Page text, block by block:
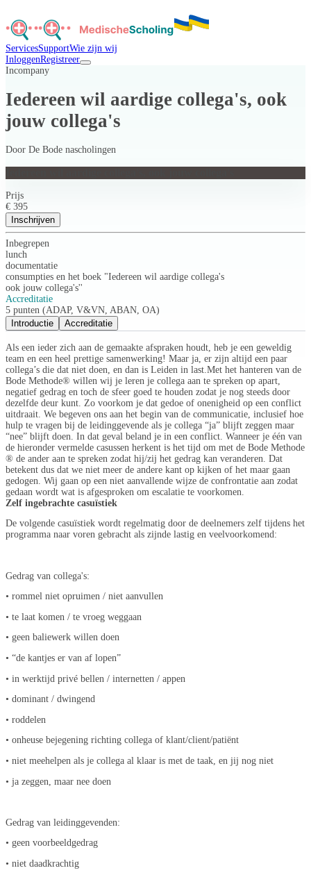
ServicesSupportWie zijn wij
InloggenRegistreer
Incompany
Iedereen wil aardige collega's, ook
jouw collega's
Door De Bode nascholingen
Prijs
€ 395
Inschrijven
Inbegrepen
lunch
documentatie
consumpties en het boek "Iedereen wil aardige collega's
ook jouw collega's''
Accreditatie
5 punten (ADAP, V&VN, ABAN, OA)
Introductie
Accreditatie
Als een ieder zich aan de gemaakte afspraken houdt, heb je een geweldig
team en een heel prettige samenwerking! Maar ja, er zijn altijd een paar
collega’s die dat niet doen, en dan is Leiden in last. ​ Met het hanteren van de
Bode Methode® willen wij je leren je collega aan te spreken op apart,
negatief gedrag en toch de sfeer goed te houden zodat je nog steeds door
dezelfde deur kunt. Zo voorkom je dat gedoe of onenigheid op een conflict
uitdraait. We begeven ons aan het begin van de communicatie, inclusief hoe
hulp te vragen bij de leidinggevende als je collega “ja” blijft zeggen maar
“nee” blijft doen. In dat geval beland je in een conflict. Wanneer je één van
de hieronder vermelde casussen herkent is het tijd om met de Bode Methode
® de ander aan te spreken zodat hij/zij het gedrag kan veranderen. Dat
betekent dus dat we niet meer de andere kant op kijken of het maar gaan
gedogen. Wij gaan op een niet aanvallende wijze de confrontatie aan zodat
gedaan wordt wat is afgesproken om escalatie te voorkomen.
Zelf ingebrachte casuïstiek
De volgende casuïstiek wordt regelmatig door de deelnemers zelf tijdens het
programma naar voren gebracht als zijnde lastig en veelvoorkomend:
Gedrag van collega's:
• rommel niet opruimen / niet aanvullen
• te laat komen / te vroeg weggaan
• geen baliewerk willen doen
• “de kantjes er van af lopen”
• in werktijd privé bellen / internetten / appen
• dominant / dwingend
• roddelen
• onheuse bejegening richting collega of klant/client/patiënt
• niet meehelpen als je collega al klaar is met de taak, en jij nog niet
• ja zeggen, maar nee doen
Gedrag van leidinggevenden:
• geen voorbeeldgedrag
• niet daadkrachtig